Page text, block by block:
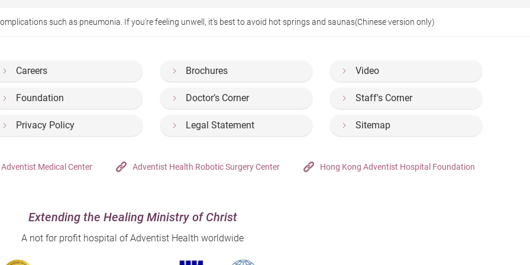
such as pneumonia. If you're feeling unwell, it's best to avoid hot springs and saunas(Chinese version only)
Careers Brochures Video
Foundation Doctor’s Corner Staff's Corner
Privacy Policy Legal Statement Sitemap
Adventist Medical Center Adventist Health Robotic Surgery Center Hong Kong Adventist Hospital Foundation
Extending the Healing Ministry of Christ
A not for profit hospital of Adventist Health worldwide